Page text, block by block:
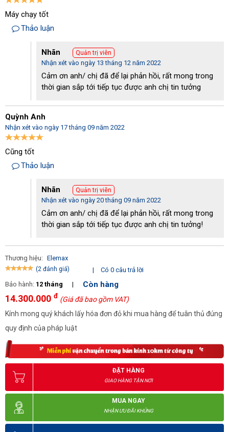
Máy chạy tốt
Thảo luận
Nhãn Quản trị viên
Nhận xét vào ngày 13 tháng 12 năm 2022
Cảm ơn anh/ chị đã để lại phản hồi, rất mong trong
thời gian sắp tới tiếp tục được anh chị tin tưởng
Quỳnh Anh
Nhận xét vào ngày 17 tháng 09 năm 2022
Cũng tốt
Thảo luận
Nhãn Quản trị viên
Nhận xét vào ngày 20 tháng 09 năm 2022
Cảm ơn anh/ chị đã để lại phản hồi, rất mong trong
thời gian sắp tới tiếp tục được anh chị tin tưởng!
Thương hiệu: Elemax
(2 đánh giá) |
Có 0 câu trả lời
Bảo hành: 12 tháng | Còn hàng
14.300.000 đ (Giá đã bao gồm VAT)
Kính mong quý khách lấy hóa đơn đỏ khi mua hàng để tuân thủ đúng
quy định của pháp luật
ĐẶT HÀNG
GIAO HÀNG TẬN NƠI
MUA NGAY
NHẬN ƯU ĐÃI KHỦNG